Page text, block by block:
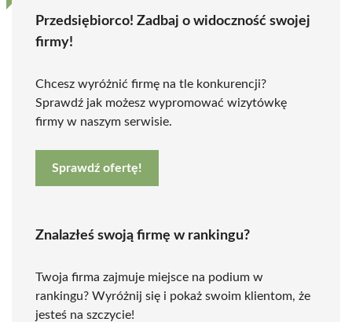
Przedsiębiorco! Zadbaj o widoczność swojej
firmy!
Chcesz wyróżnić firmę na tle konkurencji?
Sprawdź jak możesz wypromować wizytówkę
firmy w naszym serwisie.
Sprawdź ofertę!
Znalazłeś swoją firmę w rankingu?
Twoja firma zajmuje miejsce na podium w
rankingu? Wyróżnij się i pokaż swoim klientom, że
jesteś na szczycie!